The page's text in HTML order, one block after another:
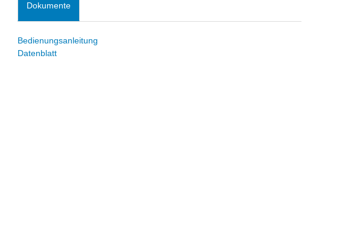
Dokumente
Bedienungsanleitung
Datenblatt